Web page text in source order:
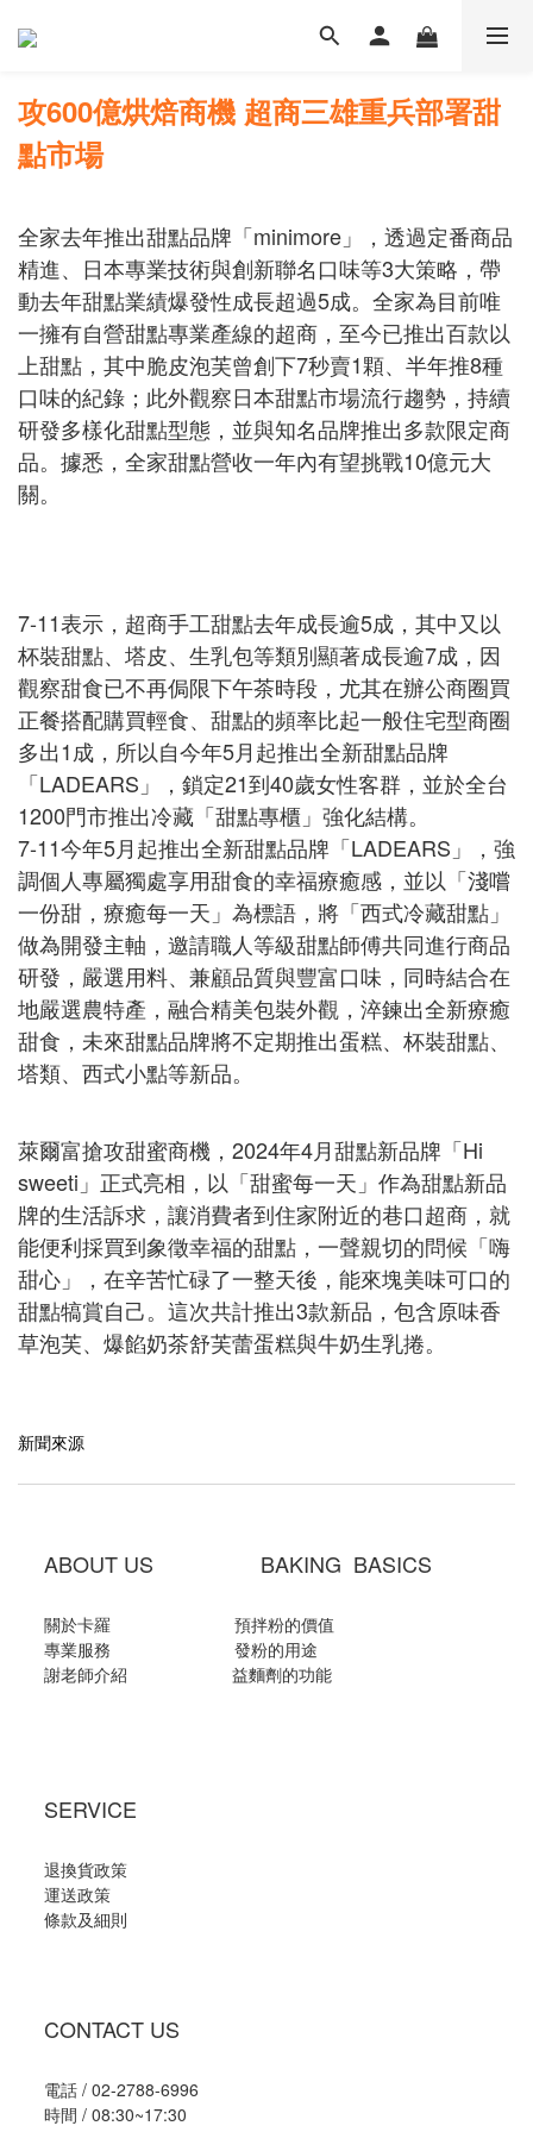
攻600億烘焙商機 超商三雄重兵部署甜
點市場
全家去年推出甜點品牌「minimore」，透過定番商品
精進、日本專業技術與創新聯名口味等3大策略，帶
動去年甜點業績爆發性成長超過5成。全家為目前唯
一擁有自營甜點專業產線的超商，至今已推出百款以
上甜點，其中脆皮泡芙曾創下7秒賣1顆、半年推8種
口味的紀錄；此外觀察日本甜點市場流行趨勢，持續
研發多樣化甜點型態，並與知名品牌推出多款限定商
品。據悉，全家甜點營收一年內有望挑戰10億元大
關。
7-11表示，超商手工甜點去年成長逾5成，其中又以
杯裝甜點、塔皮、生乳包等類別顯著成長逾7成，因
觀察甜食已不再侷限下午茶時段，尤其在辦公商圈買
正餐搭配購買輕食、甜點的頻率比起一般住宅型商圈
多出1成，所以自今年5月起推出全新甜點品牌
「LADEARS」，鎖定21到40歲女性客群，並於全台
1200門市推出冷藏「甜點專櫃」強化結構。
7-11今年5月起推出全新甜點品牌「LADEARS」，強
調個人專屬獨處享用甜食的幸福療癒感，並以「淺嚐
一份甜，療癒每一天」為標語，將「西式冷藏甜點」
做為開發主軸，邀請職人等級甜點師傅共同進行商品
研發，嚴選用料、兼顧品質與豐富口味，同時結合在
地嚴選農特產，融合精美包裝外觀，淬鍊出全新療癒
甜食，未來甜點品牌將不定期推出蛋糕、杯裝甜點、
塔類、西式小點等新品。
萊爾富搶攻甜蜜商機，2024年4月甜點新品牌「Hi
sweeti」正式亮相，以「甜蜜每一天」作為甜點新品
牌的生活訴求，讓消費者到住家附近的巷口超商，就
能便利採買到象徵幸福的甜點，一聲親切的問候「嗨
甜心」，在辛苦忙碌了一整天後，能來塊美味可口的
甜點犒賞自己。這次共計推出3款新品，包含原味香
草泡芙、爆餡奶茶舒芙蕾蛋糕與牛奶生乳捲。
新聞來源
ABOUT US BAKING BASICS
關於卡羅
預拌粉的價值
專業服務
發粉的用途
謝老師介紹
益麵劑的功能
SERVICE
退換貨政策
運送政策
條款及細則
CONTACT US
電話 / 02-2788-6996
時間 / 08:30~17:30